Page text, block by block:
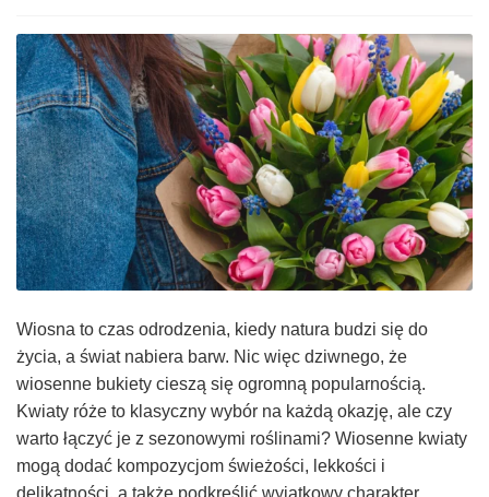
Wiosna to czas odrodzenia, kiedy natura budzi się do
życia, a świat nabiera barw. Nic więc dziwnego, że
wiosenne bukiety cieszą się ogromną popularnością.
Kwiaty róże to klasyczny wybór na każdą okazję, ale czy
warto łączyć je z sezonowymi roślinami? Wiosenne kwiaty
mogą dodać kompozycjom świeżości, lekkości i
delikatności, a także podkreślić wyjątkowy charakter